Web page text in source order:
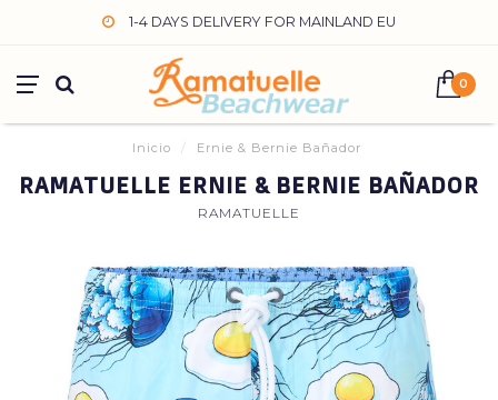
1-4 DAYS DELIVERY FOR MAINLAND EU
0
Inicio / Ernie & Bernie Bañador
RAMATUELLE ERNIE & BERNIE BAÑADOR
RAMATUELLE